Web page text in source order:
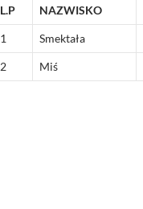
L.P NAZWISKO
1 Smektała
2 Miś